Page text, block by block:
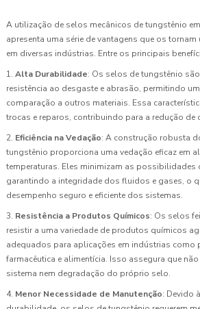
A utilização de selos mecânicos de tungstênio
apresenta uma série de vantagens que os
em diversas indústrias. Entre os principais
1. Alta Durabilidade: Os selos de tungstênio
resistência ao desgaste e abrasão, permitindo
comparação a outros materiais. Essa
trocas e reparos, contribuindo para a redução de
2. Eficiência na Vedação: A construção robusta
tungstênio proporciona uma vedação eficaz em
temperaturas. Eles minimizam as possibilidades
garantindo a integridade dos fluidos e gases, o
desempenho seguro e eficiente dos sistemas.
3. Resistência a Produtos Químicos: Os selos
resistir a uma variedade de produtos químicos
adequados para aplicações em indústrias como
farmacêutica e alimentícia. Isso assegura que
sistema nem degradação do próprio selo.
4. Menor Necessidade de Manutenção: Devido